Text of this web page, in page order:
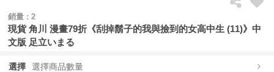
銷量 : 2
現貨 角川 漫畫79折《刮掉鬍子的我與撿到的女高中生 (11)》中
文版 足立いまる
選擇 選擇商品數量